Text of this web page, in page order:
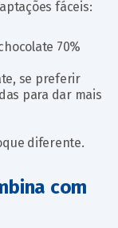
fáceis:
70%
se preferir
para dar mais
diferente.
com